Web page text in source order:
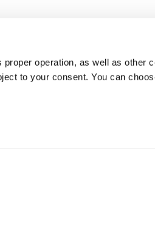
operation, as well as other
to your consent. You can